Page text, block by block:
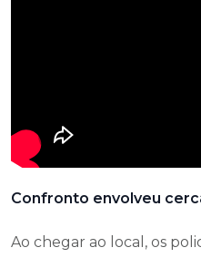
Confronto envolveu
Ao chegar ao local, os